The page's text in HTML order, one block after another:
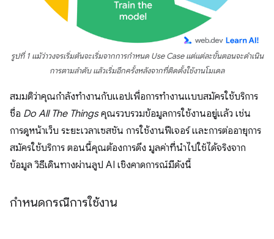
รูปที่ 1 แม้ว่าวงจรเริ่มต้นจะเริ่มจากการกำหนด Use Case แต่แต่ละขั้นตอนจะดำเนิน
การตามลำดับ แล้วเริ่มอีกครั้งหลังจากที่ติดตั้งใช้งานโมเดล
สมมติว่าคุณกำลังทำงานกับแอปเพื่อการทำงานแบบสมัครใช้บริการ
ชื่อ Do All The Thingsคุณรวบรวมข้อมูลการใช้งานอยู่แล้ว เช่น
การดูหน้าเว็บ ระยะเวลาเซสชัน การใช้งานฟีเจอร์ และการต่ออายุการ
สมัครใช้บริการ ตอนนี้คุณต้องการดึง มูลค่าที่นำไปใช้ได้จริงจาก
ข้อมูล วิธีเดินทางผ่านลูป AI เชิงคาดการณ์มีดังนี้
กำหนดกรณีการใช้งาน